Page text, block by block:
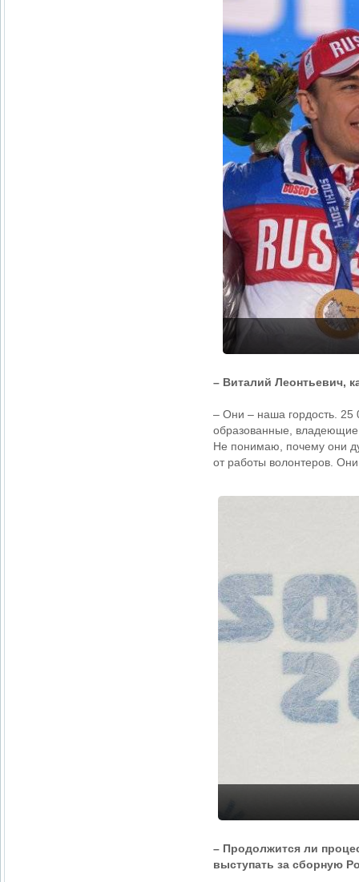
– Виталий Леонтьевич,
– Они – наша гордость. 25
образованные, владеющие
Не понимаю, почему они
от работы волонтеров.
– Продолжится ли
выступать за сборную